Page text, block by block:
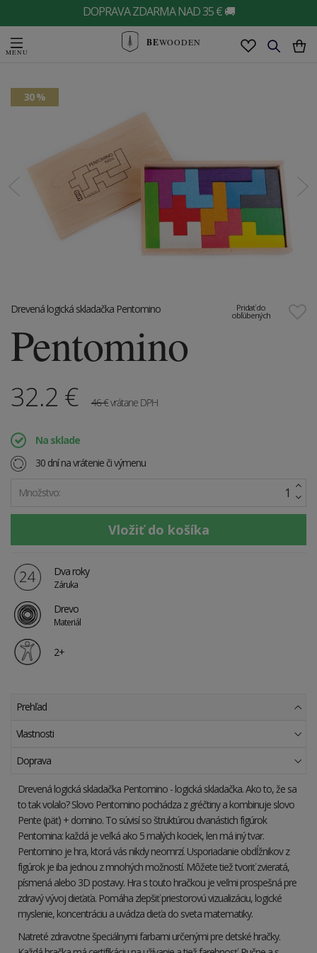
DOPRAVA ZDARMA NAD 35 € 🚚
BEWOODEN
30 %
Pridať do
obľúbených
Drevená logická skladačka Pentomino
Pentomino
32.2 € 46€vrátane DPH
Na sklade
30 dní na vrátenie či výmenu
Množstvo:
Dva roky
Záruka
Drevo
Materiál
2+
Prehľad
Vlastnosti
Doprava
Drevená logická skladačka Pentomino - logická skladačka. Ako to, že sa
to tak volalo? Slovo Pentomino pochádza z gréčtiny a kombinuje slovo
Pente (päť) + domino. To súvisí so štruktúrou dvanástich figúrok
Pentomina: každá je veľká ako 5 malých kociek, len má iný tvar.
Pentomino je hra, ktorá vás nikdy neomrzí. Usporiadanie obdĺžnikov z
figúrok je iba jednou z mnohých možností. Môžete tiež tvoriť zvieratá,
písmená alebo 3D postavy. Hra s touto hračkou je veľmi prospešná pre
zdravý vývoj dieťaťa. Pomáha zlepšiť priestorovú vizualizáciu, logické
myslenie, koncentráciu a uvádza dieťa do sveta matematiky.
Natreté zdravotne špeciálnymi farbami určenými pre detské hračky.